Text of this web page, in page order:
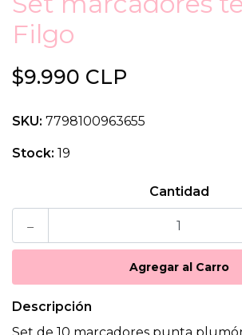
Filgo
$9.990 CLP
SKU: 7798100963655
Stock: 19
Cantidad
-
Descripción